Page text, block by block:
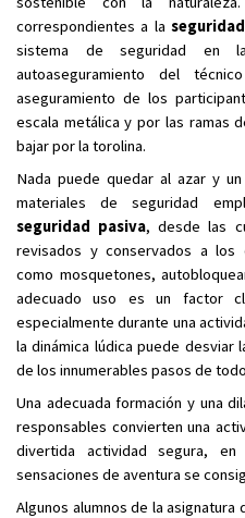
correspondientes a la
sistema de seguridad en
autoaseguramiento del
aseguramiento de los
escala metálica y por las ramas
bajar por la torolina.
Nada puede quedar al azar y
materiales de seguridad
seguridad pasiva, desde las
revisados y conservados a los
como mosquetones,
adecuado uso es un factor
especialmente durante una
la dinámica lúdica puede desviar
de los innumerables pasos de
Una adecuada formación y una
responsables convierten una
divertida actividad segura,
sensaciones de aventura se
Algunos alumnos de la